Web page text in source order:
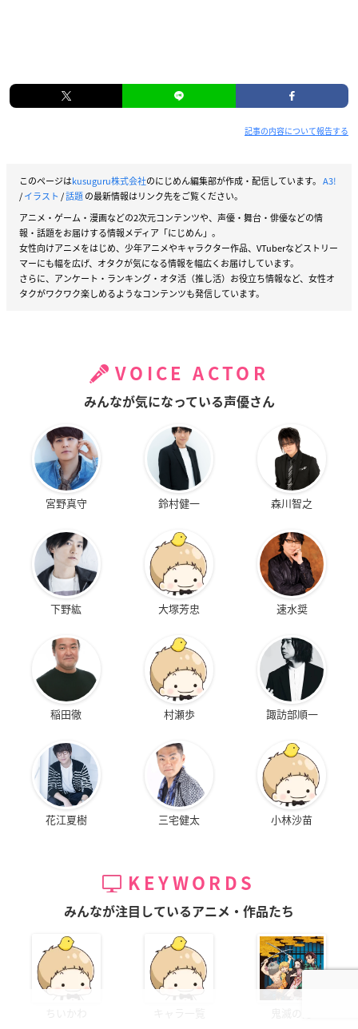
記事の内容について報告する
このページはkusuguru株式会社のにじめん編集部が作成・配信しています。 A3!
/イラスト /話題の最新情報はリンク先をご覧ください。
アニメ・ゲーム・漫画などの2次元コンテンツや、声優・舞台・俳優などの情
報・話題をお届けする情報メディア「にじめん」。
女性向けアニメをはじめ、少年アニメやキャラクター作品、VTuberなどストリー
マーにも幅を広げ、オタクが気になる情報を幅広くお届けしています。
さらに、アンケート・ランキング・オタ活（推し活）お役立ち情報など、女性オ
タクがワクワク楽しめるようなコンテンツも発信しています。
VOICE ACTOR
みんなが気になっている声優さん
宮野真守 鈴村健一 森川智之
下野紘 大塚芳忠 速水奨
稲田徹 村瀬歩 諏訪部順一
花江夏樹 三宅健太 小林沙苗
KEYWORDS
みんなが注目しているアニメ・作品たち